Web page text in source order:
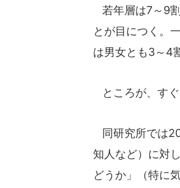
若年層は7～9
とが目につく。
は男女とも3～4
ところが、すぐ
同研究所では
知人など）に対
どうか」（特に